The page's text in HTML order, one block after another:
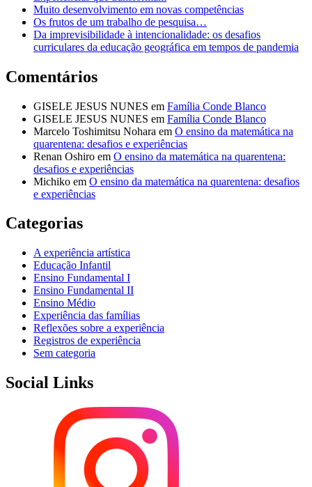
Muito desenvolvimento em novas competências
Os frutos de um trabalho de pesquisa…
Da imprevisibilidade à intencionalidade: os desafios
curriculares da educação geográfica em tempos de pandemia
Comentários
GISELE JESUS NUNES em Família Conde Blanco
GISELE JESUS NUNES em Família Conde Blanco
Marcelo Toshimitsu Nohara em O ensino da matemática na
quarentena: desafios e experiências
Renan Oshiro em O ensino da matemática na quarentena:
desafios e experiências
Michiko em O ensino da matemática na quarentena: desafios
e experiências
Categorias
A experiência artística
Educação Infantil
Ensino Fundamental I
Ensino Fundamental II
Ensino Médio
Experiência das famílias
Reflexões sobre a experiência
Registros de experiência
Sem categoria
Social Links